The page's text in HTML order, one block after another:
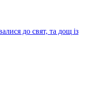
до свят, та дощ із